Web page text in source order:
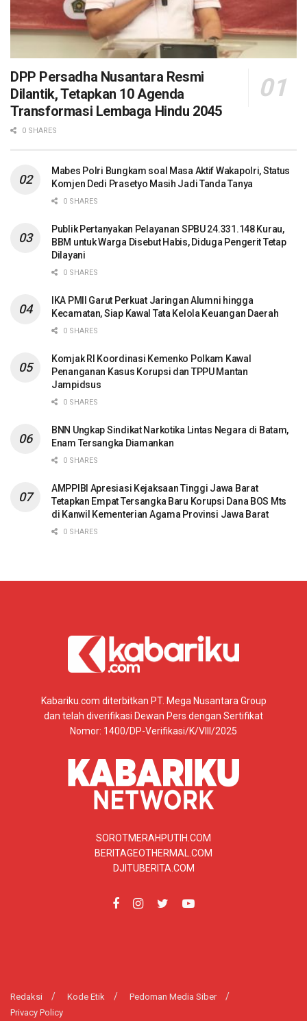
DPP Persadha Nusantara Resmi
Dilantik, Tetapkan 10 Agenda
Transformasi Lembaga Hindu 2045
0 SHARES
Mabes Polri Bungkam soal Masa Aktif Wakapolri, Status
Komjen Dedi Prasetyo Masih Jadi Tanda Tanya
0 SHARES
Publik Pertanyakan Pelayanan SPBU 24.331.148 Kurau,
BBM untuk Warga Disebut Habis, Diduga Pengerit Tetap
Dilayani
0 SHARES
IKA PMII Garut Perkuat Jaringan Alumni hingga
Kecamatan, Siap Kawal Tata Kelola Keuangan Daerah
0 SHARES
Komjak RI Koordinasi Kemenko Polkam Kawal
Penanganan Kasus Korupsi dan TPPU Mantan
Jampidsus
0 SHARES
BNN Ungkap Sindikat Narkotika Lintas Negara di Batam,
Enam Tersangka Diamankan
0 SHARES
AMPPIBI Apresiasi Kejaksaan Tinggi Jawa Barat
Tetapkan Empat Tersangka Baru Korupsi Dana BOS Mts
di Kanwil Kementerian Agama Provinsi Jawa Barat
0 SHARES
Kabariku.com diterbitkan PT. Mega Nusantara Group
dan telah diverifikasi Dewan Pers dengan Sertifikat
Nomor: 1400/DP-Verifikasi/K/VIII/2025
SOROTMERAHPUTIH.COM
BERITAGEOTHERMAL.COM
DJITUBERITA.COM
Redaksi Kode Etik
Pedoman Media Siber
Privacy Policy